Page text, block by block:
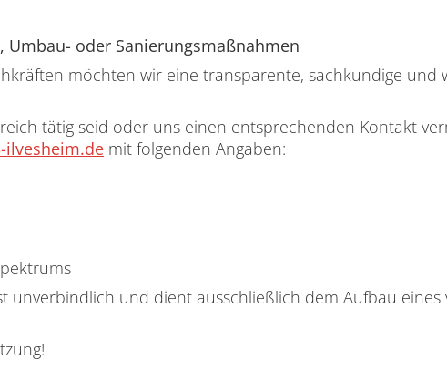
Umbau- oder Sanierungsmaßnahmen
möchten wir eine transparente, sachkundige und
tätig seid oder uns einen entsprechenden Kontakt
ilvesheim.de mit folgenden Angaben:
unverbindlich und dient ausschließlich dem Aufbau